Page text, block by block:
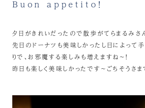
Buon appetito！
夕日がきれいだったので散歩がてらまるみさ
先日のドーナツも美味しかったし日によって
りで、お邪魔する楽しみも増えますね～！
昨日も楽しく美味しかったです～ごちそうさ